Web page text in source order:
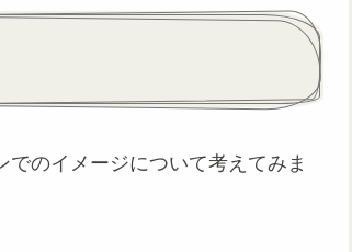
のイメージについて考えてみま